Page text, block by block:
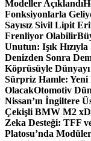
Modeller Açıklandı
Fonksiyonlarla
Sayısız Sivil Lipit
Frenliyor Olabilir
Unutun: Işık
Denizden Sonra
Köprüsüyle
Sürpriz Hamle:
OlacakOtomotiv
Nissan’ın İngiltere
Çekişli BMW M2
Zeka Desteği: TFF
Platosu’nda